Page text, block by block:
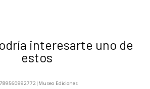
interesarte uno de
estos
| Museo Ediciones